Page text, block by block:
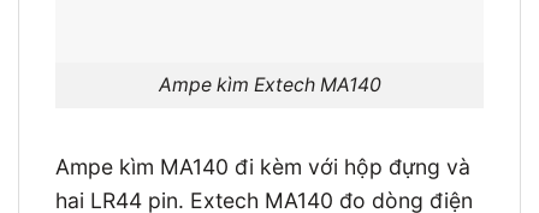
Ampe kìm Extech MA140
Ampe kìm MA140 đi kèm với hộp đựng và
hai LR44 pin. Extech MA140 đo dòng điện